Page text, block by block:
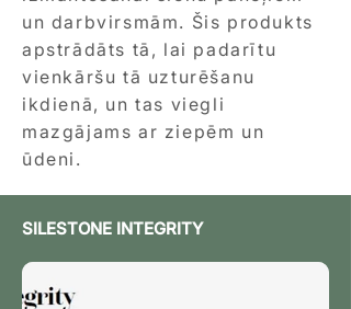
un darbvirsmām. Šis produkts
apstrādāts tā, lai padarītu
vienkāršu tā uzturēšanu
ikdienā, un tas viegli
mazgājams ar ziepēm un
ūdeni.
SILESTONE INTEGRITY